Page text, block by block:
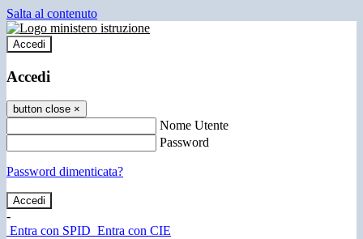
Salta al contenuto
Accedi
Accedi
button close ×
Nome Utente
Password
Password dimenticata?
-
Entra con SPID Entra con CIE